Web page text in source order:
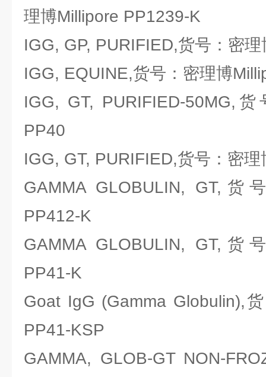
理博Millipore PP1239-K
IGG, GP, PURIFIED,货号：密
IGG, EQUINE,货号：密理博
IGG, GT, PURIFIED-50MG,
PP40
IGG, GT, PURIFIED,货号：密
GAMMA GLOBULIN, GT,货
PP412-K
GAMMA GLOBULIN, GT,货
PP41-K
Goat IgG (Gamma Globulin),
PP41-KSP
GAMMA, GLOB-GT NON-